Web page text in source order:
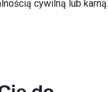
cywilną lub karną.